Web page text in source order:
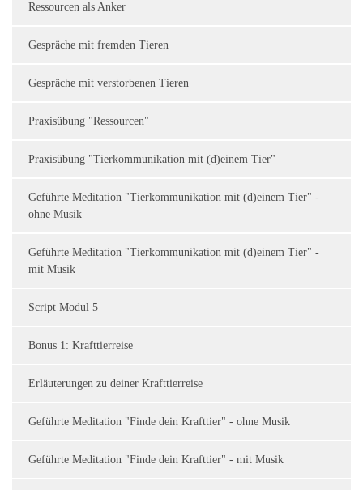
Ressourcen als Anker
Gespräche mit fremden Tieren
Gespräche mit verstorbenen Tieren
Praxisübung "Ressourcen"
Praxisübung "Tierkommunikation mit (d)einem Tier"
Geführte Meditation "Tierkommunikation mit (d)einem Tier" -
ohne Musik
Geführte Meditation "Tierkommunikation mit (d)einem Tier" -
mit Musik
Script Modul 5
Bonus 1: Krafttierreise
Erläuterungen zu deiner Krafttierreise
Geführte Meditation "Finde dein Krafttier" - ohne Musik
Geführte Meditation "Finde dein Krafttier" - mit Musik